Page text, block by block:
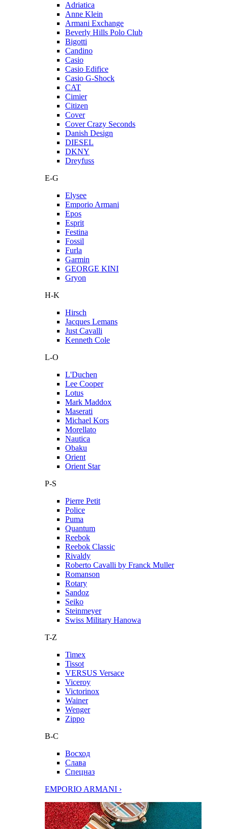
Adriatica
Anne Klein
Armani Exchange
Beverly Hills Polo Club
Bigotti
Candino
Casio
Casio Edifice
Casio G-Shock
CAT
Cimier
Citizen
Cover
Cover Crazy Seconds
Danish Design
DIESEL
DKNY
Dreyfuss
E-G
Elysee
Emporio Armani
Epos
Esprit
Festina
Fossil
Furla
Garmin
GEORGE KINI
Gryon
H-K
Hirsch
Jacques Lemans
Just Cavalli
Kenneth Cole
L-O
L'Duchen
Lee Cooper
Lotus
Mark Maddox
Maserati
Michael Kors
Morellato
Nautica
Obaku
Orient
Orient Star
P-S
Pierre Petit
Police
Puma
Quantum
Reebok
Reebok Classic
Rivaldy
Roberto Cavalli by Franck Muller
Romanson
Rotary
Sandoz
Seiko
Steinmeyer
Swiss Military Hanowa
T-Z
Timex
Tissot
VERSUS Versace
Viceroy
Victorinox
Wainer
Wenger
Zippo
В-С
Восход
Слава
Спецназ
EMPORIO ARMANI ›